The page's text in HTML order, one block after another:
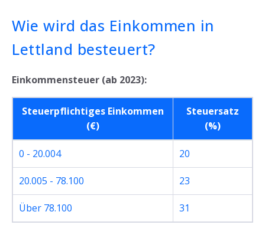
Wie wird das Einkommen in
Lettland besteuert?
Einkommensteuer (ab 2023):
Steuerpflichtiges Einkommen
(€)
Steuersatz
(%)
0 - 20.004 20
20.005 - 78.100 23
Über 78.100 31